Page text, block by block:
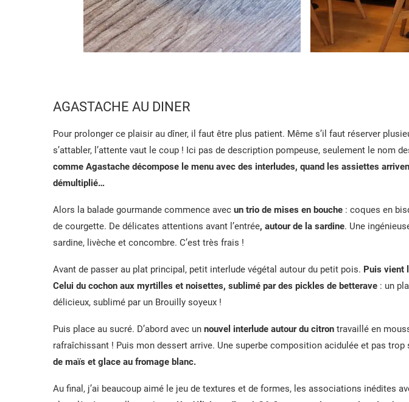
AGASTACHE AU DINER
Pour prolonger ce plaisir au dîner, il faut être plus patient. Même s’il faut réserver
s’attabler, l’attente vaut le coup ! Ici pas de description pompeuse, seulement le nom
comme Agastache décompose le menu avec des interludes, quand les assiettes
démultiplié…
Alors la balade gourmande commence avec un trio de mises en bouche : coques en
de courgette. De délicates attentions avant l’entrée, autour de la sardine. Une
sardine, livèche et concombre. C’est très frais !
Avant de passer au plat principal, petit interlude végétal autour du petit pois. Puis vient
Celui du cochon aux myrtilles et noisettes, sublimé par des pickles de betterave : un
délicieux, sublimé par un Brouilly soyeux !
Puis place au sucré. D’abord avec un nouvel interlude autour du citron travaillé en
rafraîchissant ! Puis mon dessert arrive. Une superbe composition acidulée et pas trop
de maïs et glace au fromage blanc.
Au final, j’ai beaucoup aimé le jeu de textures et de formes, les associations inédites